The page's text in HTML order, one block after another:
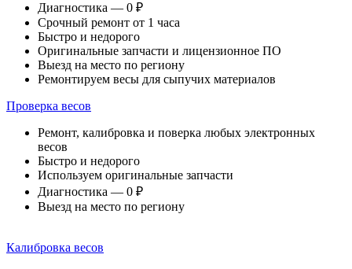
Диагностика — 0 ₽
Срочный ремонт от 1 часа
Быстро и недорого
Оригинальные запчасти и лицензионное ПО
Выезд на место по региону
Ремонтируем весы для сыпучих материалов
Проверка весов
Ремонт, калибровка и поверка любых электронных
весов
Быстро и недорого
Используем оригинальные запчасти
Диагностика — 0 ₽
Выезд на место по региону
Калибровка весов